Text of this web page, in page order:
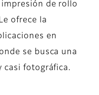
de rollo
ofrece la
en
se busca una
casi fotográfica.